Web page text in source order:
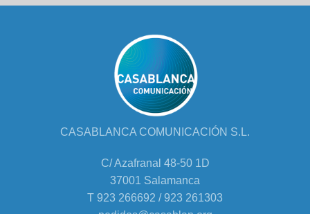
CASABLANCA COMUNICACIÓN S.L.
C/ Azafranal 48-50 1D
37001 Salamanca
T 923 266692 / 923 261303